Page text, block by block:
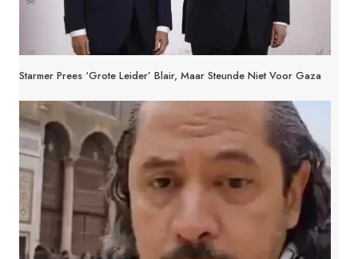
Starmer Prees ‘grote Leider’ Blair, Maar Steunde Niet Voor Gaza